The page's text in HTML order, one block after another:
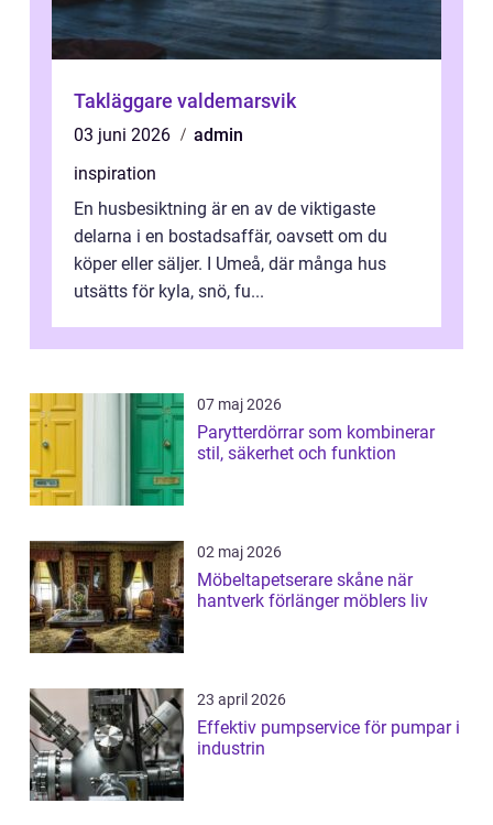
Takläggare valdemarsvik
03 juni 2026
admin
inspiration
En husbesiktning är en av de viktigaste
delarna i en bostadsaffär, oavsett om du
köper eller säljer. I Umeå, där många hus
utsätts för kyla, snö, fu...
07 maj 2026
Parytterdörrar som kombinerar
stil, säkerhet och funktion
02 maj 2026
Möbeltapetserare skåne när
hantverk förlänger möblers liv
23 april 2026
Effektiv pumpservice för pumpar i
industrin